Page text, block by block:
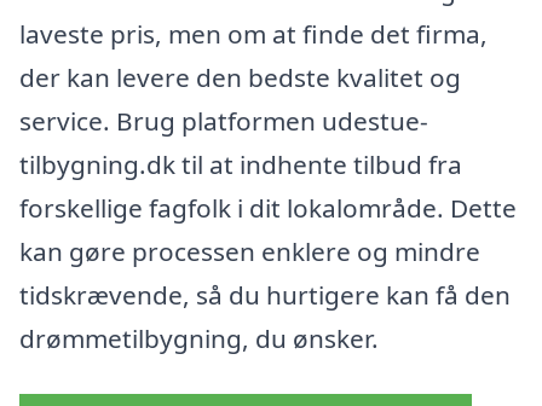
laveste pris, men om at finde det firma,
der kan levere den bedste kvalitet og
service. Brug platformen udestue-
tilbygning.dk til at indhente tilbud fra
forskellige fagfolk i dit lokalområde. Dette
kan gøre processen enklere og mindre
tidskrævende, så du hurtigere kan få den
drømmetilbygning, du ønsker.